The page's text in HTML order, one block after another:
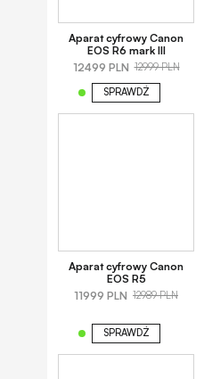
Aparat cyfrowy Canon
EOS R6 mark III
12499 PLN 12999 PLN
SPRAWDŹ
Aparat cyfrowy Canon
EOS R5
11999 PLN 12989 PLN
SPRAWDŹ